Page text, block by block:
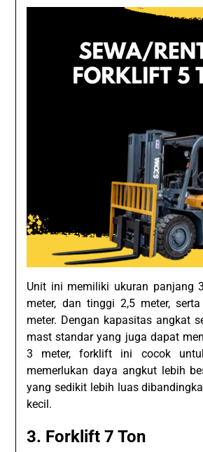
Unit ini memiliki ukuran panjang
meter, dan tinggi 2,5 meter,
meter. Dengan kapasitas angkat
mast standar yang juga dapat
3 meter, forklift ini cocok
memerlukan daya angkut lebih
yang sedikit lebih luas
kecil.
3. Forklift 7 Ton